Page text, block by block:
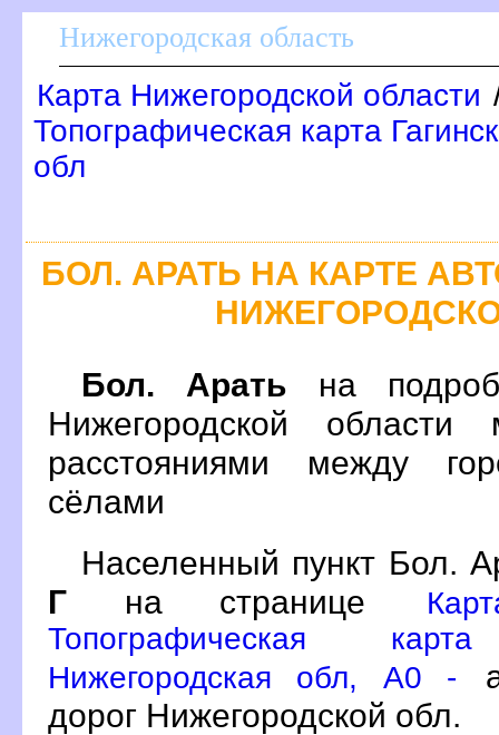
Нижегородская область
Карта Нижегородской области
Топографическая карта
обл
БОЛ. АРАТЬ НА КАРТЕ
Бол. Арать на
Нижегородской
расстояниями между
сёлами
Населенный пункт Бол.
Г на странице
Топографическая
Нижегородская обл, A0 -
дорог Нижегородской обл.